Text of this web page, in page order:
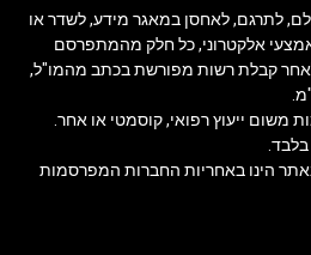
לתרגם, לאחסן במאגר מידע, לשדר או
אלקטרוני, כל חלק מהמתפרסם
קבלת רשות מפורשת בכתב מהמו"ל,
משום ייעוץ רפואי, קוסמטי או אחר.
הינו באחריות החברות המפרסמות